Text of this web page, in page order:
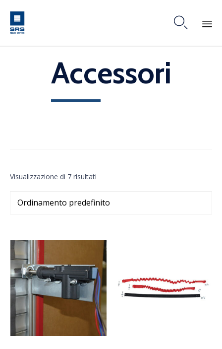

content
Accessori
Visualizzazione di 7 risultati